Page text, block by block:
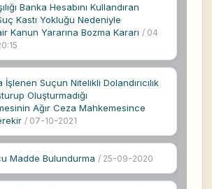
Banka Hesabını Kullandıran
Kastı Yokluğu Nedeniyle
Kanun Yararına Bozma Kararı / 04
Suçun Nitelikli Dolandırıcılık
Oluşturmadığı
Ağır Ceza Mahkemesince
/ 07-10-2021
Madde Bulundurma / 25-09-2020